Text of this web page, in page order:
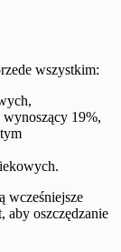
wszystkim:
19%,
wcześniejsze
aby oszczędzanie